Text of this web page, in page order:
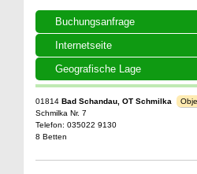
Buchungsanfrage
Internetseite
Geografische Lage
01814 Bad Schandau, OT Schmilka
Schmilka Nr. 7
Telefon: 035022 9130
8 Betten